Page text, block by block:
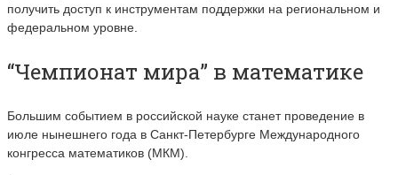
получить доступ к инструментам поддержки на региональном и
федеральном уровне.
“Чемпионат мира” в математике
Большим событием в российской науке станет проведение в
июле нынешнего года в Санкт-Петербурге Международного
конгресса математиков (МКМ).